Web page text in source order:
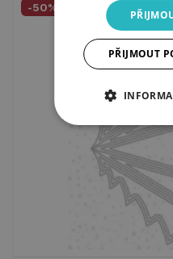
-50%
PŘIJMOUT